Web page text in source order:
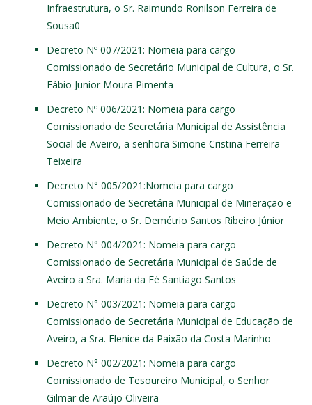
Infraestrutura, o Sr. Raimundo Ronilson Ferreira de
Sousa0
Decreto Nº 007/2021: Nomeia para cargo
Comissionado de Secretário Municipal de Cultura, o Sr.
Fábio Junior Moura Pimenta
Decreto Nº 006/2021: Nomeia para cargo
Comissionado de Secretária Municipal de Assistência
Social de Aveiro, a senhora Simone Cristina Ferreira
Teixeira
Decreto N° 005/2021:Nomeia para cargo
Comissionado de Secretária Municipal de Mineração e
Meio Ambiente, o Sr. Demétrio Santos Ribeiro Júnior
Decreto N° 004/2021: Nomeia para cargo
Comissionado de Secretária Municipal de Saúde de
Aveiro a Sra. Maria da Fé Santiago Santos
Decreto N° 003/2021: Nomeia para cargo
Comissionado de Secretária Municipal de Educação de
Aveiro, a Sra. Elenice da Paixão da Costa Marinho
Decreto N° 002/2021: Nomeia para cargo
Comissionado de Tesoureiro Municipal, o Senhor
Gilmar de Araújo Oliveira